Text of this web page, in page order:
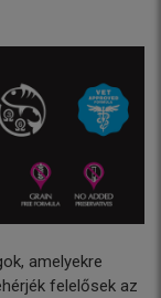
amelyekre
felelősek az